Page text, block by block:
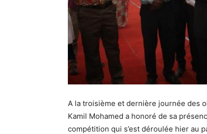
A la troisième et dernière journée des
Kamil Mohamed a honoré de sa
compétition qui s’est déroulée hier au